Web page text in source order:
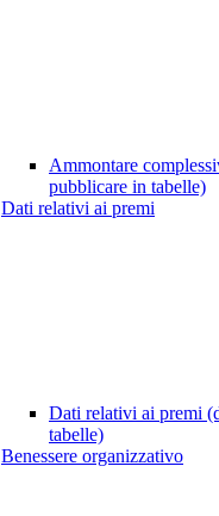
Ammontare
pubblicare in tabelle)
Dati relativi ai premi
Dati relativi ai premi
tabelle)
Benessere organizzativo